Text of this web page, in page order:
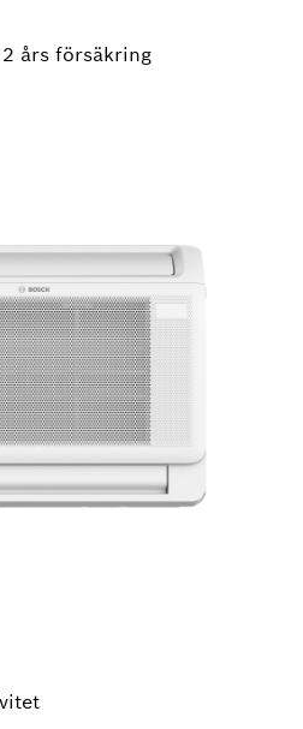
års försäkring